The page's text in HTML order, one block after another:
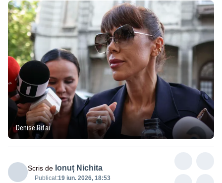
Denise Rifai
Scris de Ionuț Nichita
Publicat:19 iun. 2026, 18:53